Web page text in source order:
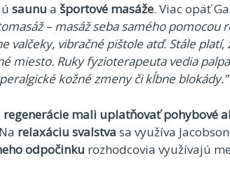
saunu a športové masáže. Viac opäť
– masáž seba samého pomocou
valčeky, vibračné pištole atď. Stále platí,
miesto. Ruky fyzioterapeuta vedia
kožné zmeny či kĺbne blokády.”
mali uplatňovať pohybové
relaxáciu svalstva sa využíva
odpočinku rozhodcovia využívajú